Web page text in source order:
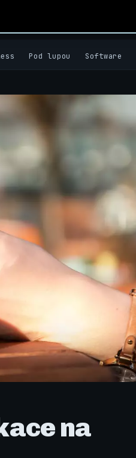
Pod lupou Software
na